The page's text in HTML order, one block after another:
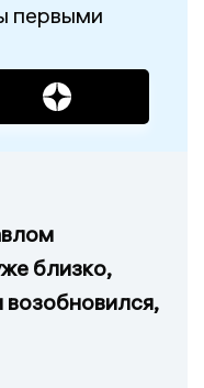
первыми
близко,